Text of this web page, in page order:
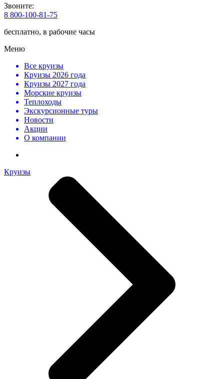
Звоните:
8 800-100-81-75
бесплатно, в рабочие часы
Меню
Все круизы
Круизы 2026 года
Круизы 2027 года
Морские круизы
Теплоходы
Экскурсионные туры
Новости
Акции
О компании
Круизы